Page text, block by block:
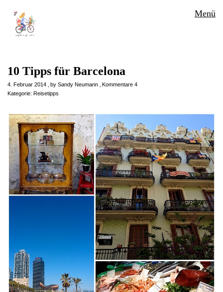
Menü
10 Tipps für Barcelona
4. Februar 2014 by Sandy Neumann
Kommentare 4
Kategorie: Reisetipps